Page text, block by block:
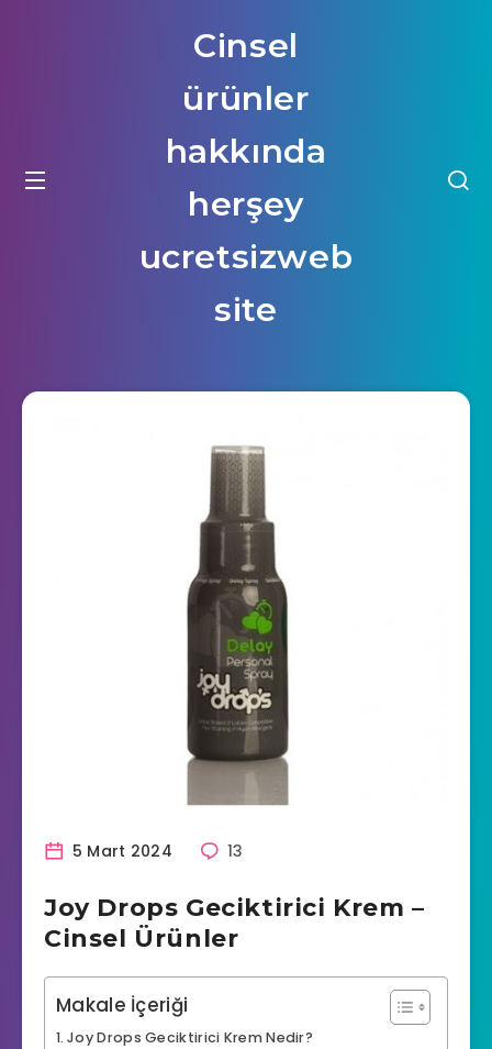
Cinsel
ürünler
hakkında
herşey
ucretsizweb
site
5 Mart 2024 13
Joy Drops Geciktirici Krem –
Cinsel Ürünler
Makale İçeriği
Joy Drops Geciktirici Krem Nedir?